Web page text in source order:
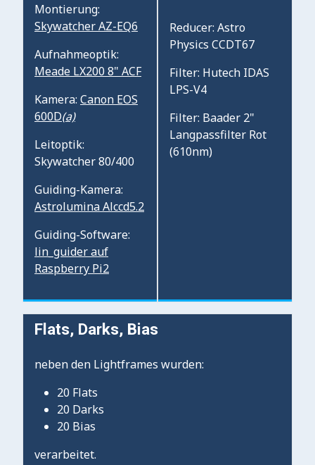
Montierung:
Skywatcher AZ-EQ6
Aufnahmeoptik:
Meade LX200 8" ACF
Kamera: Canon EOS
600D(a)
Leitoptik:
Skywatcher 80/400
Guiding-Kamera:
Astrolumina Alccd5.2
Guiding-Software:
lin_guider auf
Raspberry Pi2
Reducer: Astro
Physics CCDT67
Filter: Hutech IDAS
LPS-V4
Filter: Baader 2"
Langpassfilter Rot
(610nm)
Flats, Darks, Bias
neben den Lightframes wurden:
20 Flats
20 Darks
20 Bias
verarbeitet.